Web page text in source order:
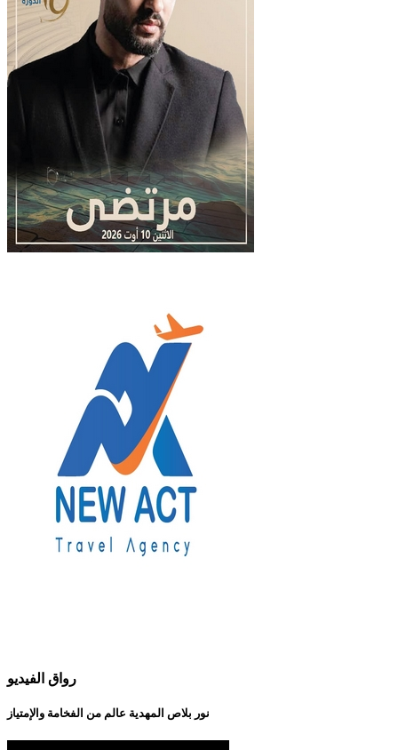
رواق الفيديو
نور بلاص المهدية عالم من الفخامة والإمتياز